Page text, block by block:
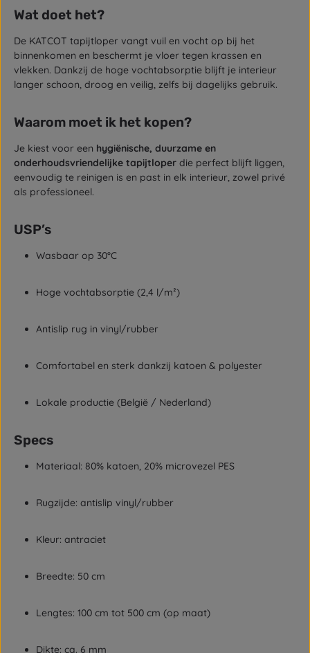
Wat doet het?
De KATCOT tapijtloper vangt vuil en vocht op bij het
binnenkomen en beschermt je vloer tegen krassen en
vlekken. Dankzij de hoge vochtabsorptie blijft je interieur
langer schoon, droog en veilig, zelfs bij dagelijks gebruik.
Waarom moet ik het kopen?
Je kiest voor een hygiënische, duurzame en
onderhoudsvriendelijke tapijtloper die perfect blijft liggen,
eenvoudig te reinigen is en past in elk interieur, zowel privé
als professioneel.
USP’s
Wasbaar op 30°C
Hoge vochtabsorptie (2,4 l/m²)
Antislip rug in vinyl/rubber
Comfortabel en sterk dankzij katoen & polyester
Lokale productie (België / Nederland)
Specs
Materiaal: 80% katoen, 20% microvezel PES
Rugzijde: antislip vinyl/rubber
Kleur: antraciet
Breedte: 50 cm
Lengtes: 100 cm tot 500 cm (op maat)
Dikte: ca. 6 mm